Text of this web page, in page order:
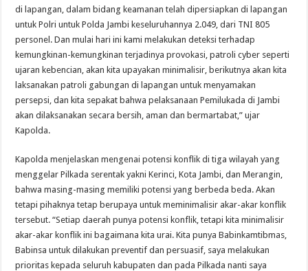
di lapangan, dalam bidang keamanan telah dipersiapkan di lapangan
untuk Polri untuk Polda Jambi keseluruhannya 2.049, dari TNI 805
personel. Dan mulai hari ini kami melakukan deteksi terhadap
kemungkinan-kemungkinan terjadinya provokasi, patroli cyber seperti
ujaran kebencian, akan kita upayakan minimalisir, berikutnya akan kita
laksanakan patroli gabungan di lapangan untuk menyamakan
persepsi, dan kita sepakat bahwa pelaksanaan Pemilukada di Jambi
akan dilaksanakan secara bersih, aman dan bermartabat,” ujar
Kapolda.
Kapolda menjelaskan mengenai potensi konflik di tiga wilayah yang
menggelar Pilkada serentak yakni Kerinci, Kota Jambi, dan Merangin,
bahwa masing-masing memiliki potensi yang berbeda beda. Akan
tetapi pihaknya tetap berupaya untuk meminimalisir akar-akar konflik
tersebut. “Setiap daerah punya potensi konflik, tetapi kita minimalisir
akar-akar konflik ini bagaimana kita urai. Kita punya Babinkamtibmas,
Babinsa untuk dilakukan preventif dan persuasif, saya melakukan
prioritas kepada seluruh kabupaten dan pada Pilkada nanti saya